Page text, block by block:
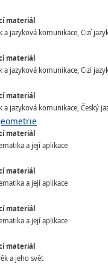
materiál
a jazyková komunikace, Cizí
materiál
a jazyková komunikace, Cizí
materiál
a jazyková komunikace, Český
materiál
a její aplikace
materiál
a její aplikace
materiál
a její aplikace
materiál
a jeho svět